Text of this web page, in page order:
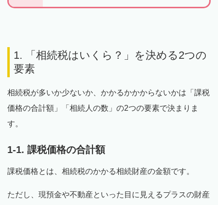
1. 「相続税はいくら？」を決める2つの
要素
相続税が多いか少ないか、かかるかかからないかは「課税
価格の合計額」「相続人の数」の2つの要素で決まりま
す。
1-1. 課税価格の合計額
課税価格とは、相続税のかかる相続財産の金額です。
ただし、現預金や不動産といった目に見えるプラスの財産